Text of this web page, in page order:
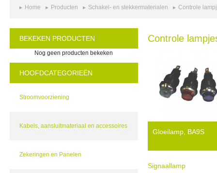
Home Producten Schakel- en stekkermaterialen Controle
BEKEKEN PRODUCTEN
Nog geen producten bekeken
HOOFDCATEGORIEËN
Stroomvoorziening
Kabels, aansluitmateriaal en accessoires
Zekeringen en Panelen
Controle
Gloeilamp, BA9S
Signaallamp